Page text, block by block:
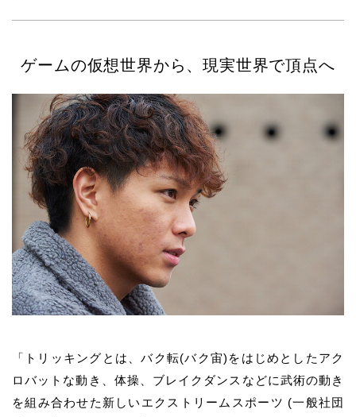
ゲームの仮想世界から、現実世界で頂点へ
「トリッキングとは、バク転(バク宙)をはじめとしたアク
ロバットな動き、体操、ブレイクダンスなどに武術の動き
を組み合わせた新しいエクストリームスポーツ (一般社団